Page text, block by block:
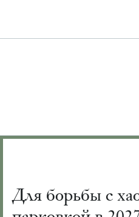
Для борьбы с